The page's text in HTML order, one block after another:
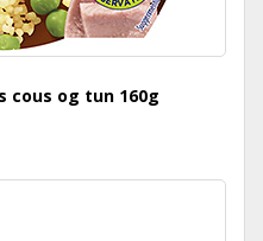
cous og tun 160g